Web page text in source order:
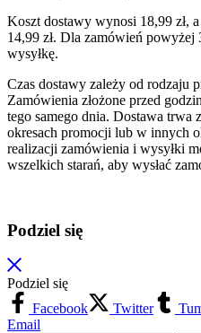
Koszt dostawy wynosi 18,99 zł,
14,99 zł. Dla zamówień powyżej
wysyłkę.
Czas dostawy zależy od rodzaju
Zamówienia złożone przed
tego samego dnia. Dostawa trwa
okresach promocji lub w innych
realizacji zamówienia i wysyłki
wszelkich starań, aby wysłać
Podziel się
Podziel się
Facebook
Twitter
Email